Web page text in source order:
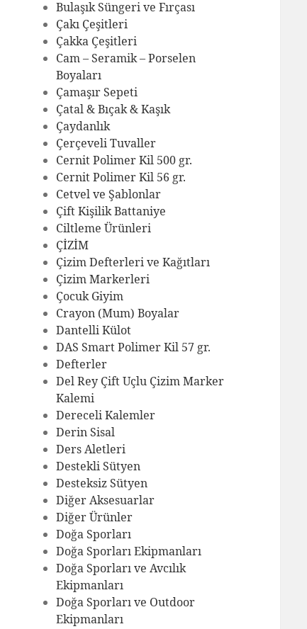
Bulaşık Süngeri ve Fırçası
Çakı Çeşitleri
Çakka Çeşitleri
Cam – Seramik – Porselen
Boyaları
Çamaşır Sepeti
Çatal & Bıçak & Kaşık
Çaydanlık
Çerçeveli Tuvaller
Cernit Polimer Kil 500 gr.
Cernit Polimer Kil 56 gr.
Cetvel ve Şablonlar
Çift Kişilik Battaniye
Ciltleme Ürünleri
ÇİZİM
Çizim Defterleri ve Kağıtları
Çizim Markerleri
Çocuk Giyim
Crayon (Mum) Boyalar
Dantelli Külot
DAS Smart Polimer Kil 57 gr.
Defterler
Del Rey Çift Uçlu Çizim Marker
Kalemi
Dereceli Kalemler
Derin Sisal
Ders Aletleri
Destekli Sütyen
Desteksiz Sütyen
Diğer Aksesuarlar
Diğer Ürünler
Doğa Sporları
Doğa Sporları Ekipmanları
Doğa Sporları ve Avcılık
Ekipmanları
Doğa Sporları ve Outdoor
Ekipmanları